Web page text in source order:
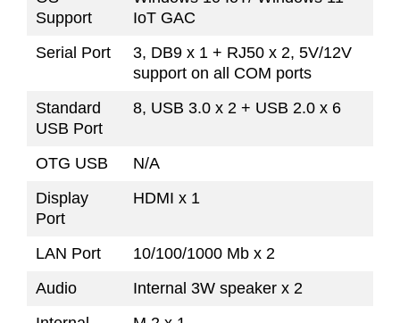
Support
IoT GAC
Serial Port
3, DB9 x 1 + RJ50 x 2, 5V/12V
support on all COM ports
Standard
USB Port
8, USB 3.0 x 2 + USB 2.0 x 6
OTG USB
N/A
Display
Port
HDMI x 1
LAN Port
10/100/1000 Mb x 2
Audio
Internal 3W speaker x 2